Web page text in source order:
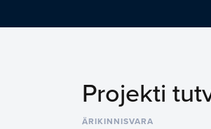
Projekti
ÄRIKINNISVARA